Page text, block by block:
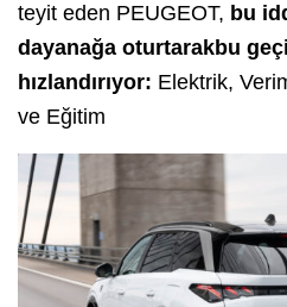
teyit eden PEUGEOT, bu
dayanağa oturtarakbu
hızlandırıyor: Elektrik,
ve Eğitim